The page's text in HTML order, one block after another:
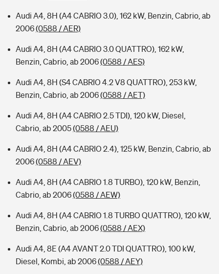
Audi A4, 8H (A4 CABRIO 3.0), 162 kW, Benzin, Cabrio, ab
2006(0588 / AER)
Audi A4, 8H (A4 CABRIO 3.0 QUATTRO), 162 kW,
Benzin, Cabrio, ab 2006(0588 / AES)
Audi A4, 8H (S4 CABRIO 4.2 V8 QUATTRO), 253 kW,
Benzin, Cabrio, ab 2006(0588 / AET)
Audi A4, 8H (A4 CABRIO 2.5 TDI), 120 kW, Diesel,
Cabrio, ab 2005(0588 / AEU)
Audi A4, 8H (A4 CABRIO 2.4), 125 kW, Benzin, Cabrio, ab
2006(0588 / AEV)
Audi A4, 8H (A4 CABRIO 1.8 TURBO), 120 kW, Benzin,
Cabrio, ab 2006(0588 / AEW)
Audi A4, 8H (A4 CABRIO 1.8 TURBO QUATTRO), 120 kW,
Benzin, Cabrio, ab 2006(0588 / AEX)
Audi A4, 8E (A4 AVANT 2.0 TDI QUATTRO), 100 kW,
Diesel, Kombi, ab 2006(0588 / AEY)